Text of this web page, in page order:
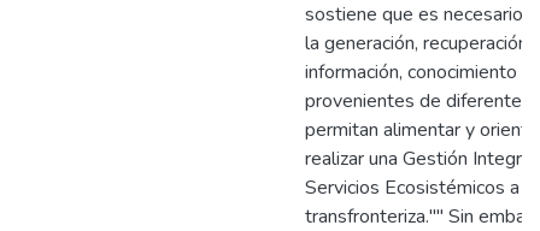
sostiene que es necesario
la generación,
información, conocimiento
provenientes de diferentes
permitan alimentar y
realizar una Gestión
Servicios Ecosistémicos a
transfronteriza."" Sin